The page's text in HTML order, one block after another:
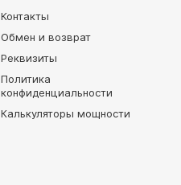
Контакты
Обмен и возврат
Реквизиты
Политика
конфиденциальности
Калькуляторы мощности